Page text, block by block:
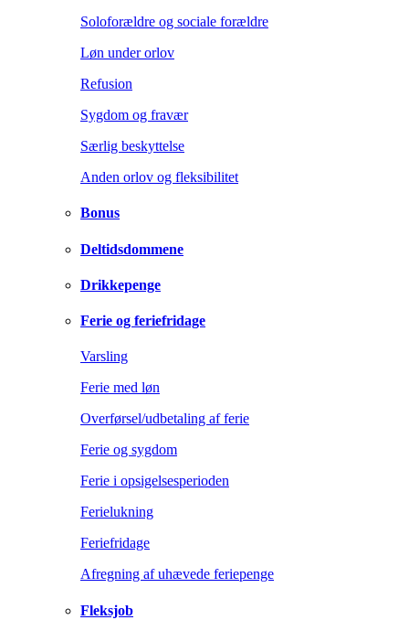
Soloforældre og sociale forældre
Løn under orlov
Refusion
Sygdom og fravær
Særlig beskyttelse
Anden orlov og fleksibilitet
Bonus
Deltidsdommene
Drikkepenge
Ferie og feriefridage
Varsling
Ferie med løn
Overførsel/udbetaling af ferie
Ferie og sygdom
Ferie i opsigelsesperioden
Ferielukning
Feriefridage
Afregning af uhævede feriepenge
Fleksjob